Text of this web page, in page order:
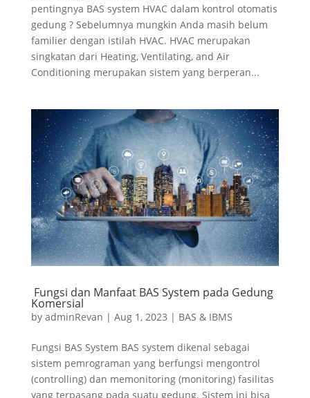
pentingnya BAS system HVAC dalam kontrol otomatis
gedung ? Sebelumnya mungkin Anda masih belum
familier dengan istilah HVAC. HVAC merupakan
singkatan dari Heating, Ventilating, and Air
Conditioning merupakan sistem yang berperan...
Fungsi dan Manfaat BAS System pada Gedung
Komersial
by adminRevan | Aug 1, 2023 | BAS & IBMS
Fungsi BAS System BAS system dikenal sebagai
sistem pemrograman yang berfungsi mengontrol
(controlling) dan memonitoring (monitoring) fasilitas
yang terpasang pada suatu gedung. Sistem ini bisa